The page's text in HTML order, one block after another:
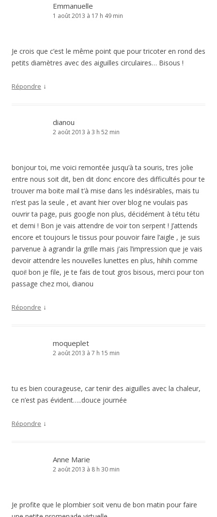
Emmanuelle
1 août 2013 à 17 h 49 min
Je crois que c’est le même point que pour tricoter en rond des
petits diamètres avec des aiguilles circulaires… Bisous !
Répondre ↓
dianou
2 août 2013 à 3 h 52 min
bonjour toi, me voici remontée jusqu’à ta souris, tres jolie
entre nous soit dit, ben dit donc encore des difficultés pour te
trouver ma boite mail t’à mise dans les indésirables, mais tu
n’est pas la seule , et avant hier over blog ne voulais pas
ouvrir ta page, puis google non plus, décidément à tétu tétu
et demi ! Bon je vais attendre de voir ton serpent ! J’attends
encore et toujours le tissus pour pouvoir faire l’aigle , je suis
parvenue à agrandir la grille mais j’ais l’impression que je vais
devoir attendre les nouvelles lunettes en plus, hihih comme
quoi! bon je file, je te fais de tout gros bisous, merci pour ton
passage chez moi, dianou
Répondre ↓
moqueplet
2 août 2013 à 7 h 15 min
tu es bien courageuse, car tenir des aiguilles avec la chaleur,
ce n’est pas évident…..douce journée
Répondre ↓
Anne Marie
2 août 2013 à 8 h 30 min
Je profite que le plombier soit venu de bon matin pour faire